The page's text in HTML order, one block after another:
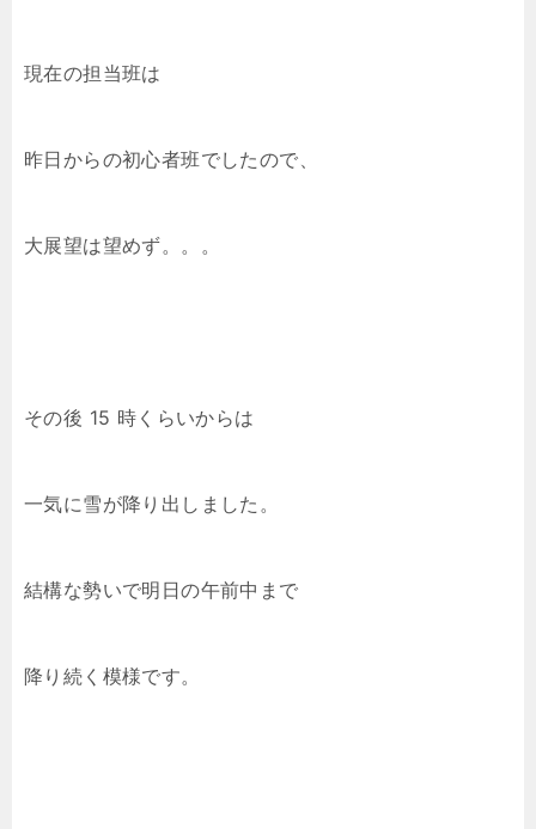
現在の担当班は
昨日からの初心者班でしたので、
大展望は望めず。。。
その後 15 時くらいからは
一気に雪が降り出しました。
結構な勢いで明日の午前中まで
降り続く模様です。